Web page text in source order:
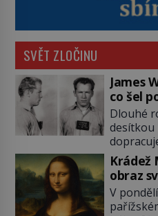
SVĚT ZLOČINU
James
co šel
Dlouhé
desítkou
po
2011).
na 19
Krádež
obraz
V